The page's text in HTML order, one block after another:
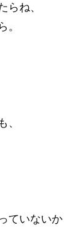
らね、
。
、
ていないか